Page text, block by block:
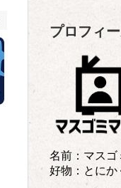
プロフィ
名前：マスゴ
好物：とにか